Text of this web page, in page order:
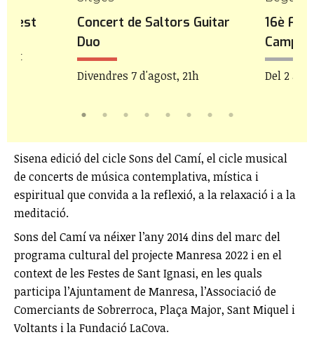
Concert de Saltors Guitar
Duo
Divendres 7 d'agost, 21h
16è
Camp
Del 2 al
Sisena edició del cicle Sons del Camí, el cicle musical
de concerts de música contemplativa, mística i
espiritual que convida a la reflexió, a la relaxació i a la
meditació.
Sons del Camí va néixer l’any 2014 dins del marc del
programa cultural del projecte Manresa 2022 i en el
context de les Festes de Sant Ignasi, en les quals
participa l’Ajuntament de Manresa, l’Associació de
Comerciants de Sobrerroca, Plaça Major, Sant Miquel i
Voltants i la Fundació LaCova.